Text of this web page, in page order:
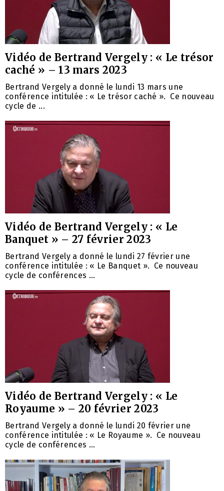
Vidéo de Bertrand Vergely : « Le trésor
caché » – 13 mars 2023
Bertrand Vergely a donné le lundi 13 mars une
conférence intitulée : « Le trésor caché ». Ce nouveau
cycle de ...
Vidéo de Bertrand Vergely : « Le
Banquet » – 27 février 2023
Bertrand Vergely a donné le lundi 27 février une
conférence intitulée : « Le Banquet ». Ce nouveau
cycle de conférences ...
Vidéo de Bertrand Vergely : « Le
Royaume » – 20 février 2023
Bertrand Vergely a donné le lundi 20 février une
conférence intitulée : « Le Royaume ». Ce nouveau
cycle de conférences ...